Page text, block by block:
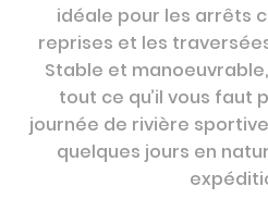
idéale pour les arrêts
reprises et les
Stable et
tout ce qu’il vous faut
journée de rivière
quelques jours en